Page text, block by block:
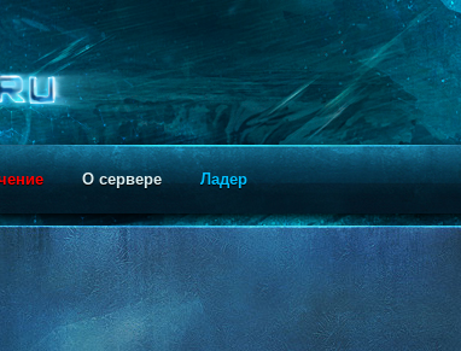
О сервере Ладер